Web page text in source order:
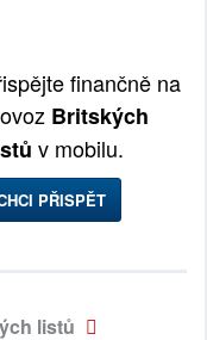
finančně na
Britských
v mobilu.
PŘISPĚT
listů